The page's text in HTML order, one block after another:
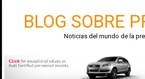
BLOG SOBRE
Noticias del mundo de la